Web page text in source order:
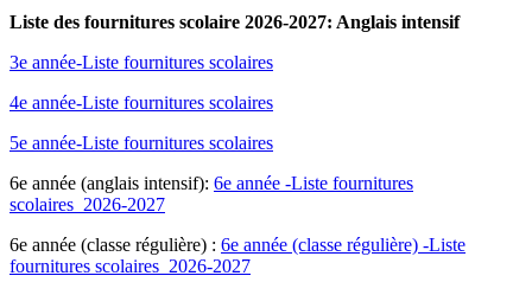
Liste des fournitures scolaire 2026-2027: Anglais intensif
3e année-Liste fournitures scolaires
4e année-Liste fournitures scolaires
5e année-Liste fournitures scolaires
6e année (anglais intensif): 6e année -Liste fournitures
scolaires_2026-2027
6e année (classe régulière) : 6e année (classe régulière) -Liste
fournitures scolaires_2026-2027